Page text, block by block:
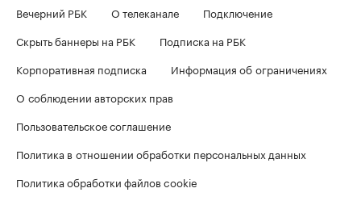
Вечерний РБК
О телеканале
Подключение
Скрыть баннеры на РБК
Подписка на РБК
Корпоративная подписка
Информация об ограничениях
О соблюдении авторских прав
Пользовательское соглашение
Политика в отношении обработки персональных данных
Политика обработки файлов cookie